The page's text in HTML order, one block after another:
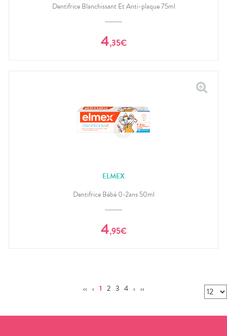
Dentifrice Blanchissant Et Anti-plaque 75ml
4,35€
ELMEX
Dentifrice Bébé 0-2ans 50ml
4,95€
‹‹ ‹ 1 2 3 4 › ››